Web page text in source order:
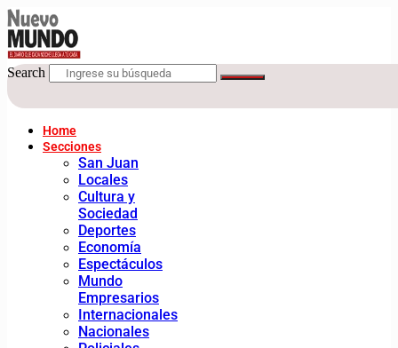
Search
Home
Secciones
San Juan
Locales
Cultura y
Sociedad
Deportes
Economía
Espectáculos
Mundo
Empresarios
Internacionales
Nacionales